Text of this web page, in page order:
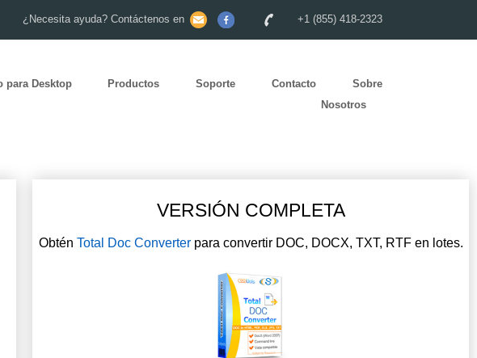
¿Necesita ayuda? Contáctenos en +1 (855) 418-2323
para Desktop Productos Soporte Contacto
Sobre
Nosotros
VERSIÓN COMPLETA
Obtén Total Doc Converterpara convertir DOC, DOCX, TXT, RTF en lotes.